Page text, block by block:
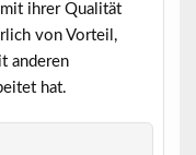
ihrer Qualität
von Vorteil,
anderen
hat.